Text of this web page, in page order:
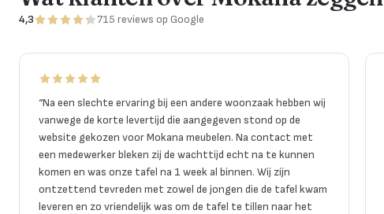
4,3 715 reviews op Google
“Na een slechte ervaring bij een andere woonzaak hebben wij
vanwege de korte levertijd die aangegeven stond op de
website gekozen voor Mokana meubelen. Na contact met
een medewerker bleken zij de wachttijd echt na te kunnen
komen en was onze tafel na 1 week al binnen. Wij zijn
ontzettend tevreden met zowel de jongen die de tafel kwam
leveren en zo vriendelijk was om de tafel te tillen naar het